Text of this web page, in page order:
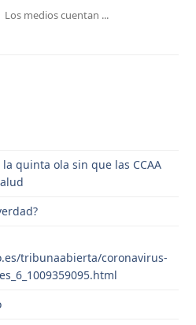
Los medios cuentan ...
quinta ola sin que las CCAA
tribunaabierta/coronavirus-